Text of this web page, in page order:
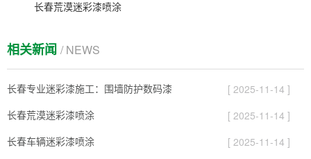
长春荒漠迷彩漆喷涂
相关新闻 / NEWS
长春专业迷彩漆施工：围墙防护数码漆
[ 2025-11-14 ]
长春荒漠迷彩漆喷涂
[ 2025-11-14 ]
长春车辆迷彩漆喷涂
[ 2025-11-14 ]